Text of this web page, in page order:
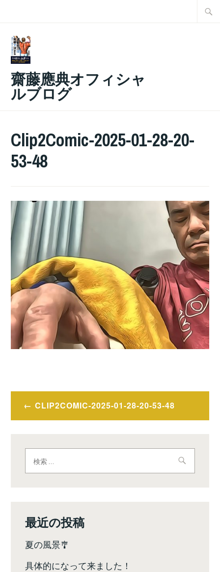
齋藤應典オフィシャ
ルブログ
Clip2Comic-2025-01-28-20-
53-48
投
稿
ビ
ゲ
ョ
ン
CLIP2COMIC-2025-01-28-20-53-48
索:
最近の投稿
夏の風景🎐
具体的になって来ました！